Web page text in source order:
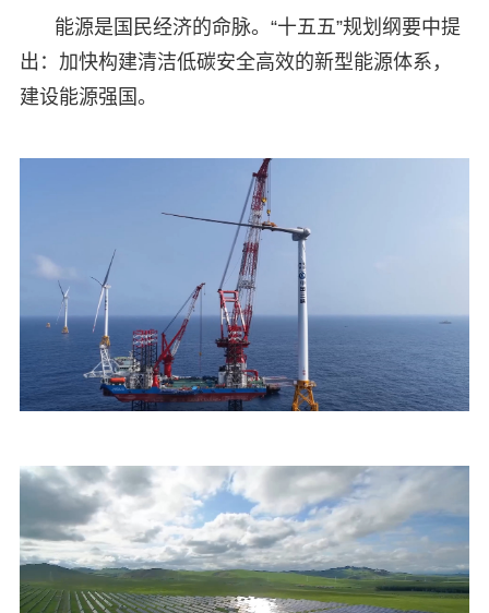
能源是国民经济的命脉。“十五五”规划纲要中提
出：加快构建清洁低碳安全高效的新型能源体系，
建设能源强国。